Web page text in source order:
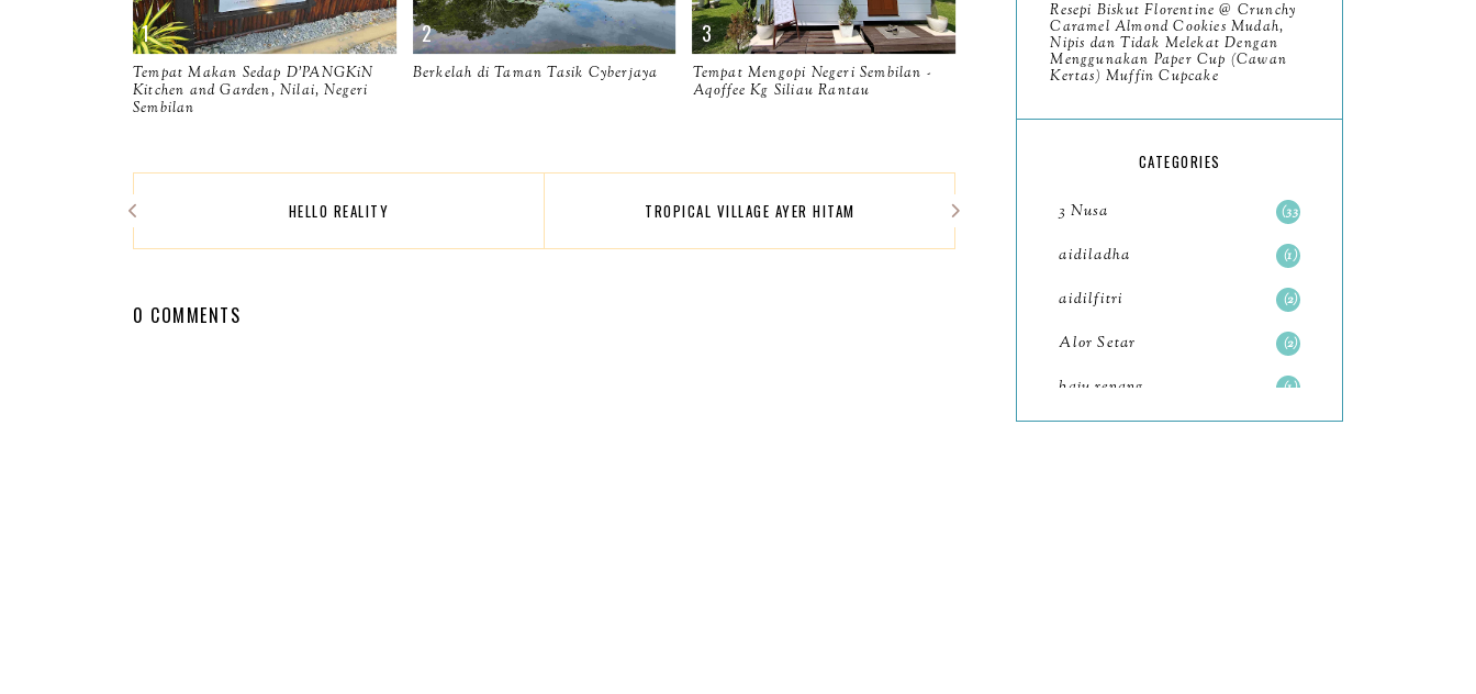
Tempat Makan Sedap D'PANGKiN
Kitchen and Garden, Nilai, Negeri
Sembilan
Berkelah di Taman Tasik Cyberjaya
Tempat Mengopi Negeri Sembilan -
Aqoffee Kg Siliau Rantau
HELLO REALITY TROPICAL VILLAGE AYER HITAM
0 COMMENTS
November8
October11
Resepi Biskut Florentine @ Crunchy
Caramel Almond Cookies Mudah,
Nipis dan Tidak Melekat Dengan
Menggunakan Paper Cup (Cawan
Kertas) Muffin Cupcake
CATEGORIES
3 Nusa 33
aidiladha 1
aidilfitri 2
Alor Setar 2
baju renang 1